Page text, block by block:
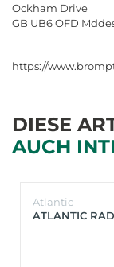
Ockham Drive
GB UB6 OFD
https://
DIESE
AUCH
Atlantic
ATLANTIC